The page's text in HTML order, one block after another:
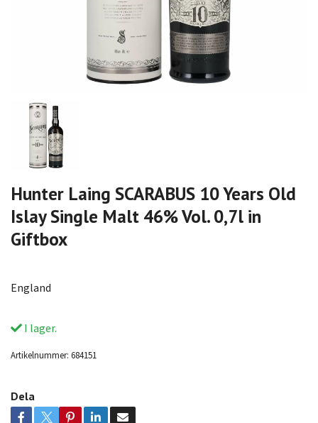
Hunter Laing SCARABUS 10 Years Old
Islay Single Malt 46% Vol. 0,7l in
Giftbox
England
I lager.
Artikelnummer: 684151
Dela